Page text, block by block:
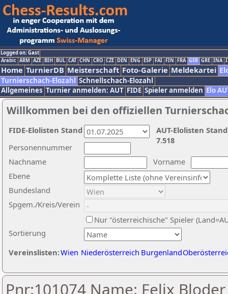
Logged on: Gast
Arabic ARM AZE BIH BUL CAT CHN CRO CZE DEN ENG ESP FAI FIN FRA GER GRE INA
Home TurnierDB Meisterschaft Foto-Galerie Meldekartei
Turnierschach-Elozahl Schnellschach-Elozahl
Allgemeines Turnier anmelden: AUT FIDE Spieler anmelden Elo
Willkommen bei den offiziellen
Nachname
Vorname
Ebene
Sortierung
Personennummer
Bundesland
Spgem./Kreis/Verein
Nur "österreichische" Spieler
Vereinslisten:Wien Niederösterreich Burgenland
AUT-Elolisten
7.518
FIDE-Elolisten Stand
Pnr:101074 Name: Felix